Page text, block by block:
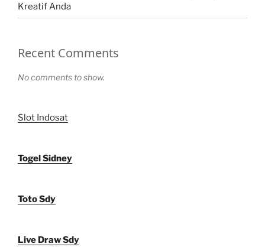
Kreatif Anda
Recent Comments
No comments to show.
Slot Indosat
Togel Sidney
Toto Sdy
Live Draw Sdy